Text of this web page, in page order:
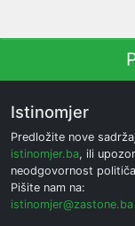
Istinomjer
Predložite nove
istinomjer.ba, ili
neodgovornost
Pišite nam na:
istinomjer@zastone.ba